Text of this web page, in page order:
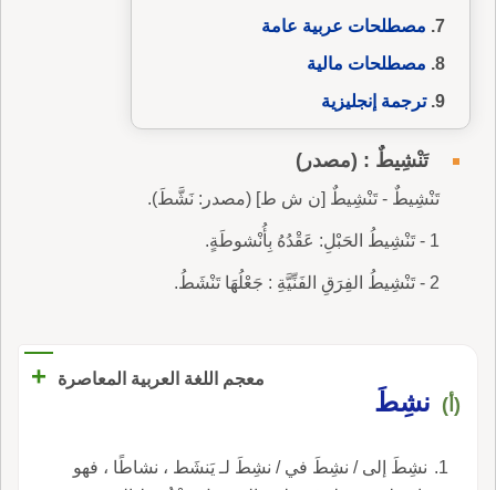
مصطلحات عربية عامة
مصطلحات مالية
ترجمة إنجليزية
تَنْشِيطٌ : (مصدر)
تَنْشِيطٌ - تَنْشِيطٌ [ن ش ط] (مصدر: نَشَّطَ).
1 - تَنْشِيطُ الحَبْلِ: عَقْدُهُ بِأُنْشوطَةٍ.
2 - تَنْشِيطُ الفِرَقِ الفَنِّيَّةِ : جَعْلُهَا تَنْشَطُ.
معجم اللغة العربية المعاصرة +
(أ) نشِطَ
نشِطَ إلى / نشِطَ في / نشِطَ لـ يَنشَط ، نشاطًا ، فهو